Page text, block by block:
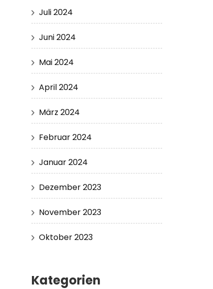
Juli 2024
Juni 2024
Mai 2024
April 2024
März 2024
Februar 2024
Januar 2024
Dezember 2023
November 2023
Oktober 2023
Kategorien